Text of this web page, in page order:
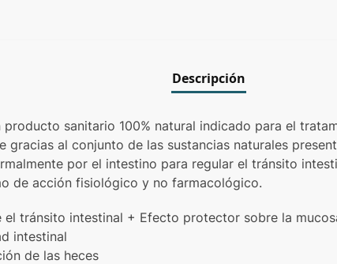
Descripción
producto sanitario 100% natural indicado para el
gracias al conjunto de las sustancias naturales
por el intestino para regular el tránsito
de acción fisiológico y no farmacológico.
tránsito intestinal + Efecto protector sobre la
intestinal
de las heces